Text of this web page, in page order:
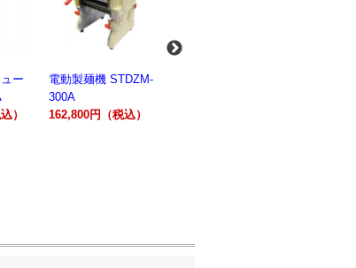
）
業務用スパイラルミ
キサー 10L
HTHS10INK